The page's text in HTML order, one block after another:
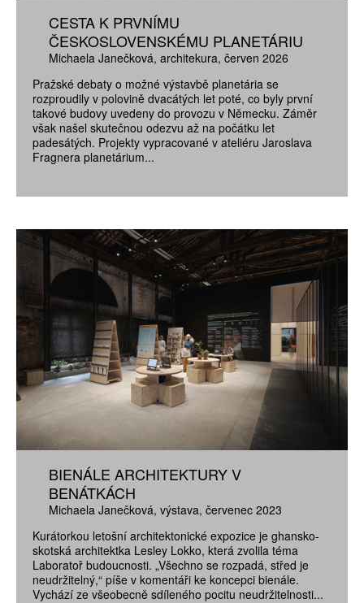
CESTA K PRVNÍMU
ČESKOSLOVENSKÉMU PLANETÁRIU
Michaela Janečková architekura červen 2026
Pražské debaty o možné výstavbě planetária se
rozproudily v polovině dvacátých let poté, co byly první
takové budovy uvedeny do provozu v Německu. Záměr
však našel skutečnou odezvu až na počátku let
padesátých. Projekty vypracované v ateliéru Jaroslava
Fragnera planetárium...
BIENÁLE ARCHITEKTURY V
BENÁTKÁCH
Michaela Janečková výstava červenec 2023
Kurátorkou letošní architektonické expozice je ghansko-
skotská architektka Lesley Lokko, která zvolila téma
Laboratoř budoucnosti. „Všechno se rozpadá, střed je
neudržitelný,“ píše v komentáři ke koncepci bienále.
Vychází ze všeobecně sdíleného pocitu neudržitelnosti...